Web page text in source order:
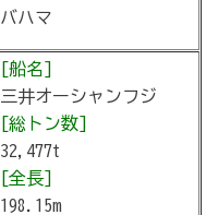
バハマ
[船名]
三井オーシャンフジ
[総トン数]
32,477t
[全長]
198.15m